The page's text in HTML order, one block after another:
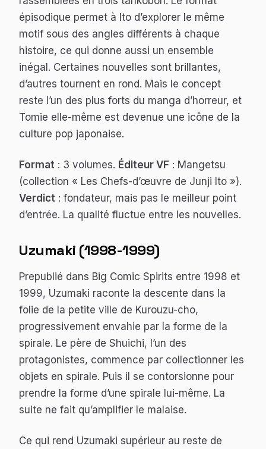
épisodique permet à Ito d’explorer le même
motif sous des angles différents à chaque
histoire, ce qui donne aussi un ensemble
inégal. Certaines nouvelles sont brillantes,
d’autres tournent en rond. Mais le concept
reste l’un des plus forts du manga d’horreur, et
Tomie elle-même est devenue une icône de la
culture pop japonaise.
Format : 3 volumes. Éditeur VF : Mangetsu
(collection « Les Chefs-d’œuvre de Junji Ito »).
Verdict : fondateur, mais pas le meilleur point
d’entrée. La qualité fluctue entre les nouvelles.
Uzumaki (1998-1999)
Prepublié dans Big Comic Spirits entre 1998 et
1999, Uzumaki raconte la descente dans la
folie de la petite ville de Kurouzu-cho,
progressivement envahie par la forme de la
spirale. Le père de Shuichi, l’un des
protagonistes, commence par collectionner les
objets en spirale. Puis il se contorsionne pour
prendre la forme d’une spirale lui-même. La
suite ne fait qu’amplifier le malaise.
Ce qui rend Uzumaki supérieur au reste de